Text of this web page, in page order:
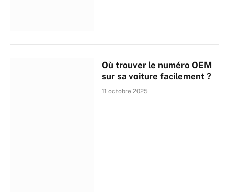
Où trouver le numéro OEM
sur sa voiture facilement ?
11 octobre 2025